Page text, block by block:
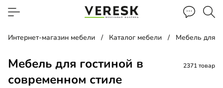
Интернет-магазин мебели Каталог мебели Мебель для
Мебель для гостиной в
современном стиле
2371 товар